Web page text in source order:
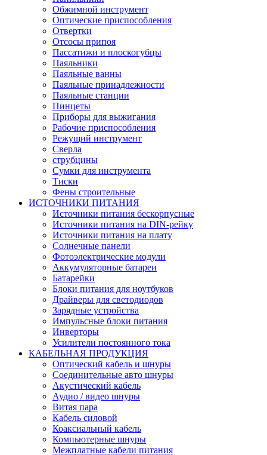
Обжимной инструмент
Оптические приспособления
Отвертки
Отсосы припоя
Пассатижи и плоскогубцы
Паяльники
Паяльные ванны
Паяльные принадлежности
Паяльные станции
Пинцеты
Приборы для выжигания
Рабочие приспособления
Режущий инструмент
Сверла
струбцины
Сумки для инструмента
Тиски
Фены строительные
ИСТОЧНИКИ ПИТАНИЯ
Источники питания бескорпусные
Источники питания на DIN-рейку
Источники питания на плату
Солнечные панели
Фотоэлектрические модули
Аккумуляторные батареи
Батарейки
Блоки питания для ноутбуков
Драйверы для светодиодов
Зарядные устройства
Импульсные блоки питания
Инверторы
Усилители постоянного тока
КАБЕЛЬНАЯ ПРОДУКЦИЯ
Оптический кабель и шнуры
Соединительные авто шнуры
Акустический кабель
Аудио / видео шнуры
Витая пара
Кабель силовой
Коаксиальный кабель
Компьютерные шнуры
Межплатные кабели питания